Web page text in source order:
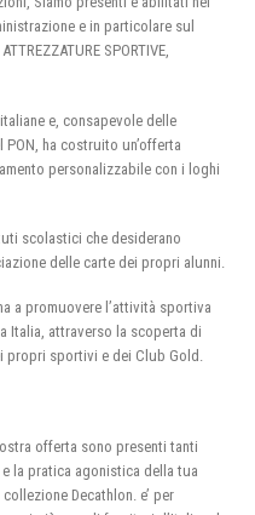
e in particolare sul
SPORTIVE,
e, consapevole delle
ha costruito un’offerta
personalizzabile con i loghi
scolastici che desiderano
delle carte dei propri alunni.
a promuovere l’attività sportiva
Italia, attraverso la scoperta di
propri sportivi e dei Club Gold.
offerta sono presenti tanti
la pratica agonistica della tua
Decathlon. e’ per